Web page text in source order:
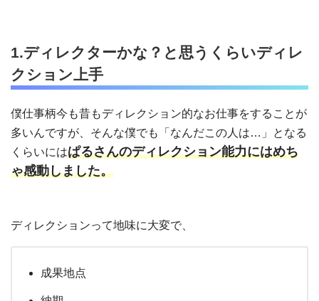
1.ディレクターかな？と思うくらいディレ
クション上手
僕仕事柄今も昔もディレクション的なお仕事をすることが
多いんですが、そんな僕でも「なんだこの人は…」となる
くらいにはぱるさんのディレクション能力にはめち
ゃ感動しました。
ディレクションって地味に大変で、
成果地点